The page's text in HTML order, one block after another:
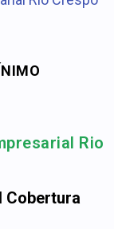
Rio
Cobertura